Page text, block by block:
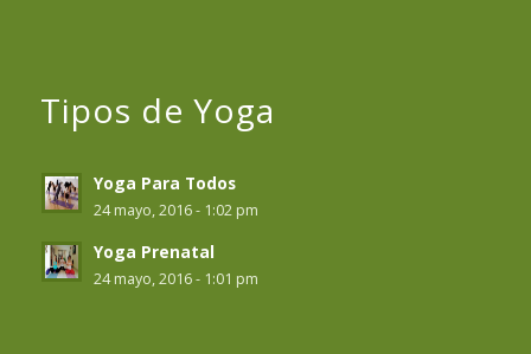
Tipos de Yoga
Yoga Para Todos
24 mayo, 2016 - 1:02 pm
Yoga Prenatal
24 mayo, 2016 - 1:01 pm